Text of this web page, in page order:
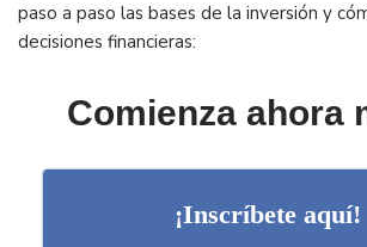
paso a paso las bases de la inversión y
decisiones financieras:
Comienza ahora
¡Inscríbete aquí!